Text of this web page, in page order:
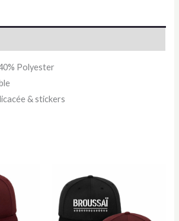
Polyester
& stickers